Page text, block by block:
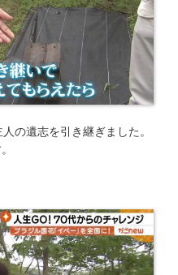
の遺志を引き継ぎました。